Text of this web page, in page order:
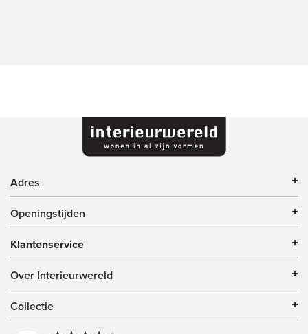
Adres
Openingstijden
Klantenservice
Over Interieurwereld
Collectie